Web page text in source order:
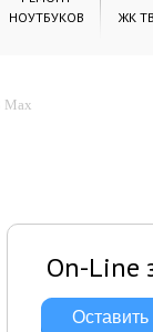
НОУТБУКОВ
ЖК
Max
On-Line
Оставить